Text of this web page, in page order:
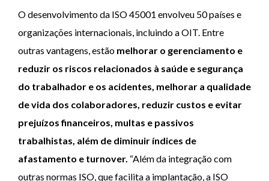
O desenvolvimento da ISO 45001 envolveu 50 países e
organizações internacionais, incluindo a OIT. Entre
outras vantagens, estão melhorar o gerenciamento e
reduzir os riscos relacionados à saúde e segurança
do trabalhador e os acidentes, melhorar a qualidade
de vida dos colaboradores, reduzir custos e evitar
prejuízos financeiros, multas e passivos
trabalhistas, além de diminuir índices de
afastamento e turnover. “Além da integração com
outras normas ISO, que facilita a implantação, a ISO